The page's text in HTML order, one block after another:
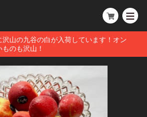
沢山の九谷の白が入荷しています！オン
のも沢山！